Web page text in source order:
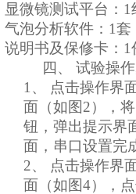
显微镜测试平台： 1
气泡分析软件： 1套
说明书及保修卡： 1
四、 试验操
1、
点击操作界
面（如图2），
钮，弹出提示界
面，串口设置完
2、
点击操作界
面（如图4），